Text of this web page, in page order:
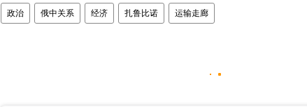
政治 俄中关系 经济 扎鲁比诺 运输走廊